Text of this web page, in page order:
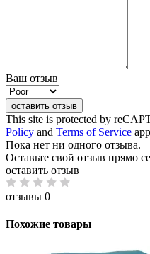
Ваш отзыв
оставить отзыв
This site is protected by
Policy and Terms of Service
Пока нет ни одного отзыва.
Оставьте свой отзыв прямо
оставить отзыв
отзывы 0
Похожие товары